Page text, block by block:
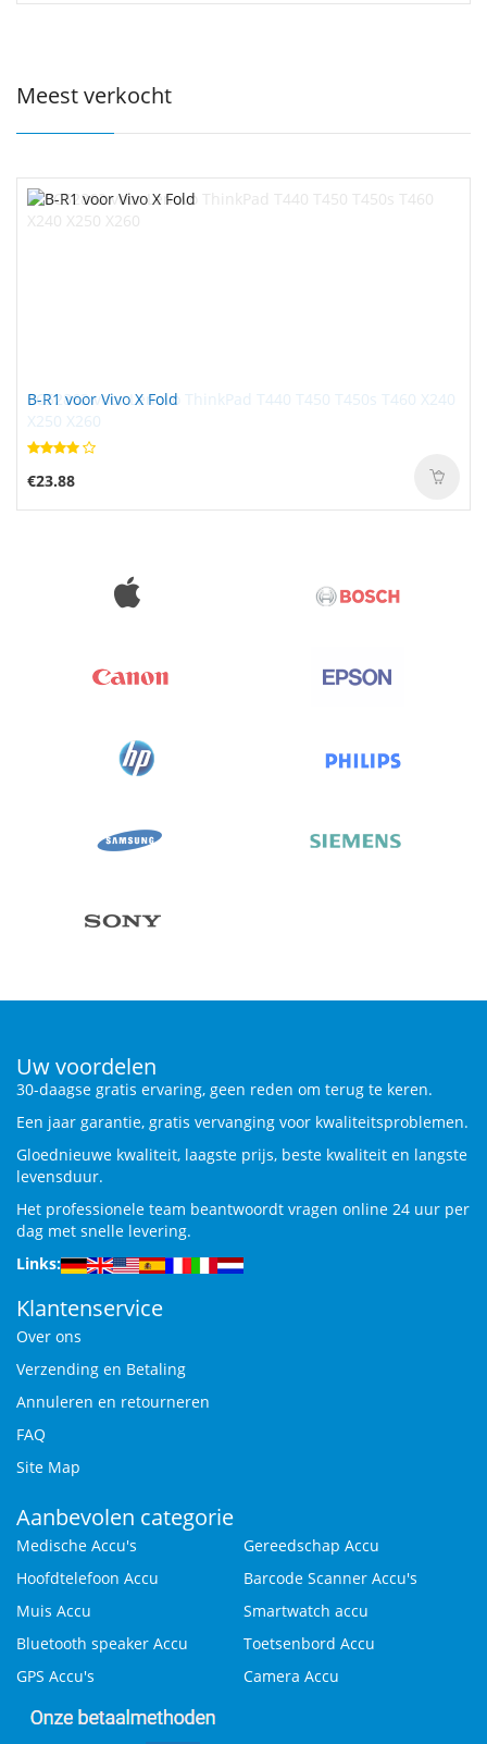
Meest verkocht
B-R1 voor Vivo X Fold
€23.88
Uw voordelen
30-daagse gratis ervaring, geen reden om terug te keren.
Een jaar garantie, gratis vervanging voor kwaliteitsproblemen.
Gloednieuwe kwaliteit, laagste prijs, beste kwaliteit en langste
levensduur.
Het professionele team beantwoordt vragen online 24 uur per
dag met snelle levering.
Links:
Klantenservice
Over ons
Verzending en Betaling
Annuleren en retourneren
FAQ
Site Map
Aanbevolen categorie
Medische Accu's
Gereedschap Accu
Hoofdtelefoon Accu
Barcode Scanner Accu's
Muis Accu
Smartwatch accu
Bluetooth speaker Accu
Toetsenbord Accu
GPS Accu's
Camera Accu